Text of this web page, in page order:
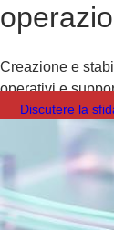
Creazione e
operativi e
Discutere la